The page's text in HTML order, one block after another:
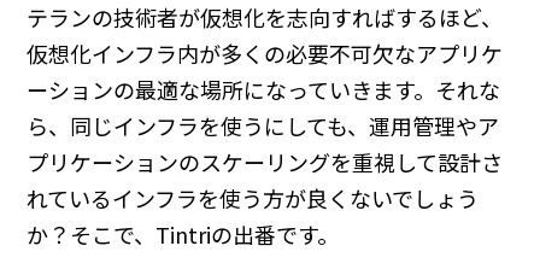
テランの技術者が仮想化を志向すればするほど、
仮想化インフラ内が多くの必要不可欠なアプリケ
ーションの最適な場所になっていきます。それな
ら、同じインフラを使うにしても、運用管理やア
プリケーションのスケーリングを重視して設計さ
れているインフラを使う方が良くないでしょう
か？そこで、Tintriの出番です。